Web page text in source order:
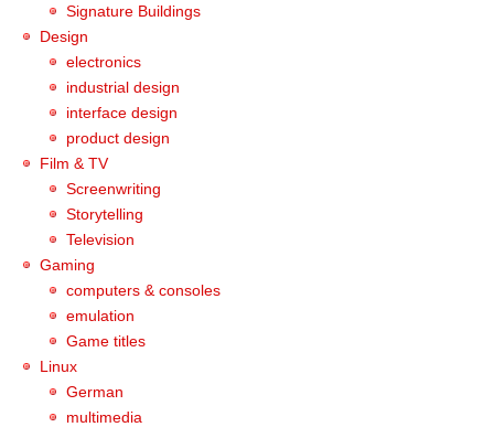
Signature Buildings
Design
electronics
industrial design
interface design
product design
Film & TV
Screenwriting
Storytelling
Television
Gaming
computers & consoles
emulation
Game titles
Linux
German
multimedia